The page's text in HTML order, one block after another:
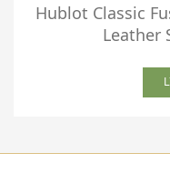
Hublot Classic
Leather